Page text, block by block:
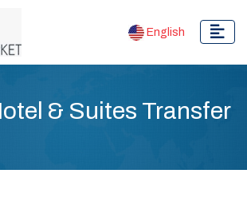
English
& Suites Transfer